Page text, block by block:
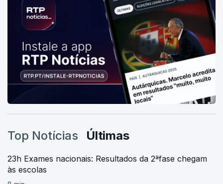
Top Notícias Últimas
23h Exames nacionais: Resultados da 2ªfase chegam
às escolas